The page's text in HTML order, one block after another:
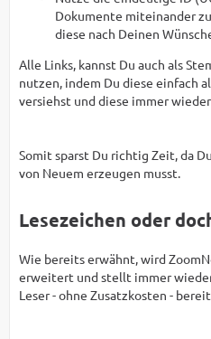
Dokumente miteinander
diese nach Deinen
Alle Links, kannst Du auch als
nutzen, indem Du diese einfach
versiehst und diese immer
Somit sparst Du richtig Zeit, da
von Neuem erzeugen musst.
Lesezeichen oder
Wie bereits erwähnt, wird
erweitert und stellt immer
Leser - ohne Zusatzkosten - bereit.